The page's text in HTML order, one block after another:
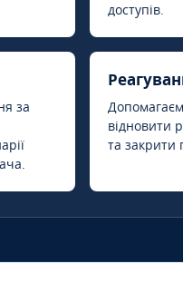
доступів.
за
відновити
та закрити